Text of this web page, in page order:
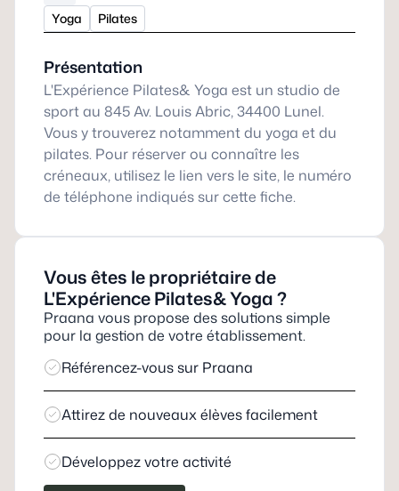
Yoga Pilates
Présentation
L'Expérience Pilates& Yoga est un studio de
sport au 845 Av. Louis Abric, 34400 Lunel.
Vous y trouverez notamment du yoga et du
pilates. Pour réserver ou connaître les
créneaux, utilisez le lien vers le site, le numéro
de téléphone indiqués sur cette fiche.
Vous êtes le propriétaire de
L'Expérience Pilates& Yoga?
Praana vous propose des solutions simple
pour la gestion de votre établissement.
Référencez-vous sur Praana
Attirez de nouveaux élèves facilement
Développez votre activité